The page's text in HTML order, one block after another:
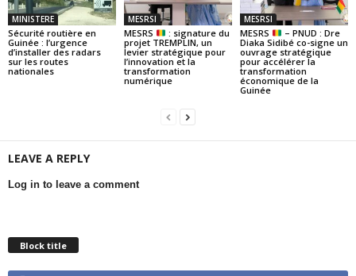
MINISTERE
Sécurité routière en
Guinée : l’urgence
d’installer des radars
sur les routes
nationales
MESRSI
MESRS
: signature du
projet TREMPLIN, un
levier stratégique pour
l’innovation et la
transformation
numérique
MESRSI
MESRS
– PNUD : Dre
Diaka Sidibé co-signe un
ouvrage stratégique
pour accélérer la
transformation
économique de la
Guinée
LEAVE A REPLY
Log in to leave a comment
Block title